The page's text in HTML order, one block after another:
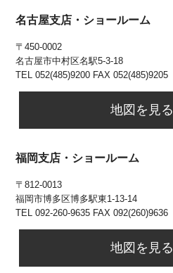
名古屋支店・ショールーム
〒450-0002
名古屋市中村区名駅5-3-18
TEL 052(485)9200 FAX 052(485)9205
地図を見る
福岡支店・ショールーム
〒812-0013
福岡市博多区博多駅東1-13-14
TEL092-260-9635 FAX 092(260)9636
地図を見る